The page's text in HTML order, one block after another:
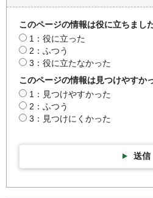
このページの情報は役に立ちまし
1：役に立った
2：ふつう
3：役に立たなかった
このページの情報は見つけやすか
1：見つけやすかった
2：ふつう
3：見つけにくかった
送信